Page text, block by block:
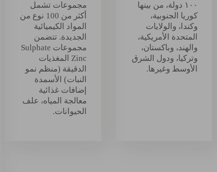
١٠٠ دولة، من بينها
كوريا الجنوبية،
وكندا، والولايات
المتحدة الأمريكية،
والهند، وباكستان،
وتركيا، ودول الشرق
الأوسط وغيرها.
مجموعات تشمل
أكثر من 100 نوع من
المواد الكيميائية
الجديدة. تتضمن
مجموعات Sulphate
Zinc المغذيات
الدقيقة (منظم نمو
النبات) الأسمدة
إضافات غذائية
معالجة المياه، علف
الحيوانات.